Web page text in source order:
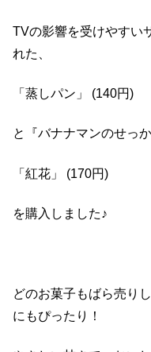
TVの影響を受けやすい
れた、
「蒸しパン」 (140円)
と『バナナマンのせっ
「紅花」 (170円)
を購入しました♪
どのお菓子もばら売り
にもぴったり！